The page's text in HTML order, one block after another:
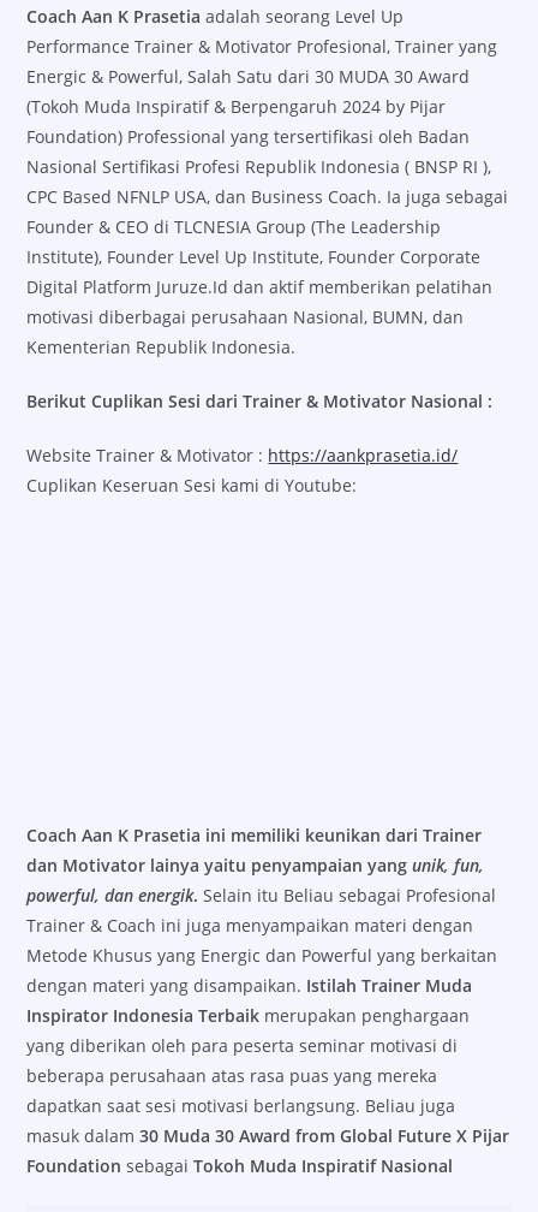
Coach Aan K Prasetiaadalah seorang Level Up
Performance Trainer & Motivator Profesional, Trainer yang
Energic & Powerful, Salah Satu dari 30 MUDA 30 Award
(Tokoh Muda Inspiratif & Berpengaruh 2024 by Pijar
Foundation) Professional yang tersertifikasi oleh Badan
Nasional Sertifikasi Profesi Republik Indonesia ( BNSP RI ),
CPC Based NFNLP USA, dan Business Coach. Ia juga sebagai
Founder & CEO di TLCNESIA Group (The Leadership
Institute), Founder Level Up Institute, Founder Corporate
Digital Platform Juruze.Id dan aktif memberikan pelatihan
motivasi diberbagai perusahaan Nasional, BUMN, dan
Kementerian Republik Indonesia.
Berikut Cuplikan Sesi dari Trainer & Motivator Nasional :
Website Trainer & Motivator : https://aankprasetia.id/
Cuplikan Keseruan Sesi kami di Youtube:
Coach Aan K Prasetia ini memiliki keunikan dari Trainer
dan Motivator lainya yaitu penyampaian yangunik, fun,
powerful, dan energik. Selain itu Beliau sebagai Profesional
Trainer & Coach ini juga menyampaikan materi dengan
Metode Khusus yang Energic dan Powerful yang berkaitan
dengan materi yang disampaikan. Istilah Trainer Muda
Inspirator Indonesia Terbaik merupakan penghargaan
yang diberikan oleh para peserta seminar motivasi di
beberapa perusahaan atas rasa puas yang mereka
dapatkan saat sesi motivasi berlangsung. Beliau juga
masuk dalam30 Muda 30 Award from Global Future X Pijar
Foundation sebagaiTokoh Muda Inspiratif Nasional